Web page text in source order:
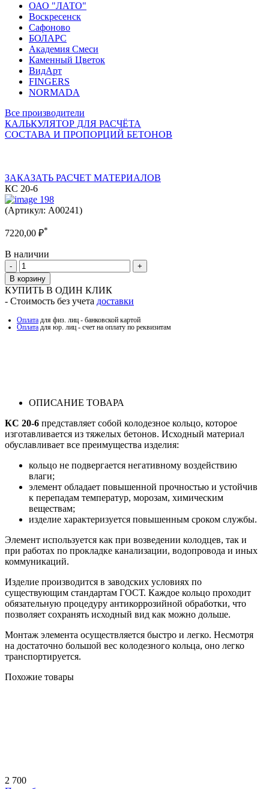
ОАО "ЛАТО"
Воскресенск
Сафоново
БОЛАРС
Академия Смеси
Каменный Цветок
ВидАрт
FINGERS
NORMADA
Все производители
КАЛЬКУЛЯТОР ДЛЯ РАСЧЁТА
СОСТАВА И ПРОПОРЦИЙ БЕТОНОВ
ЗАКАЗАТЬ РАСЧЕТ МАТЕРИАЛОВ
КС 20-6
(Артикул: A00241)
7220,00 ₽*
В наличии
Количество
В корзину
КУПИТЬ В ОДИН КЛИК
- Стоимость без учета доставки
Оплата для физ. лиц - банковской картой
Оплата для юр. лиц - счет на оплату по реквизитам
ОПИСАНИЕ ТОВАРА
КС 20-6 представляет собой колодезное кольцо, которое
изготавливается из тяжелых бетонов. Исходный материал
обуславливает все преимущества изделия:
кольцо не подвергается негативному воздействию
влаги;
элемент обладает повышенной прочностью и устойчив
к перепадам температур, морозам, химическим
веществам;
изделие характеризуется повышенным сроком службы.
Элемент используется как при возведении колодцев, так и
при работах по прокладке канализации, водопровода и иных
коммуникаций.
Изделие производится в заводских условиях по
существующим стандартам ГОСТ. Каждое кольцо проходит
обязательную процедуру антикоррозийной обработки, что
позволяет сохранять исходный вид как можно дольше.
Монтаж элемента осуществляется быстро и легко. Несмотря
на достаточно большой вес колодезного кольца, оно легко
транспортируется.
Похожие товары
2 700